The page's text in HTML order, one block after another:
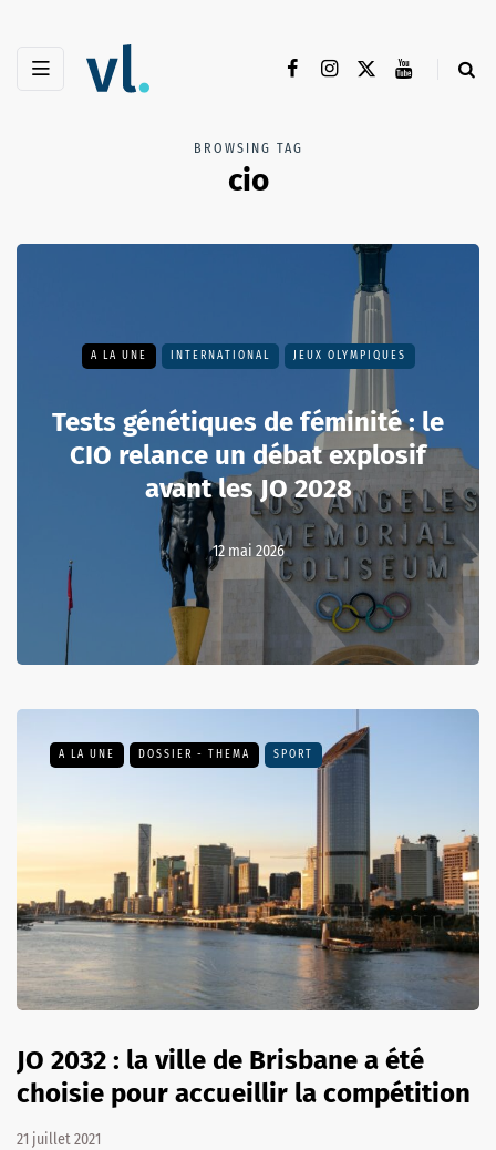
BROWSING TAG
cio
A LA UNE INTERNATIONAL JEUX OLYMPIQUES
Tests génétiques de féminité : le
CIO relance un débat explosif
avant les JO 2028
12 mai 2026
A LA UNE DOSSIER - THEMA SPORT
JO 2032 : la ville de Brisbane a été
choisie pour accueillir la compétition
21 juillet 2021